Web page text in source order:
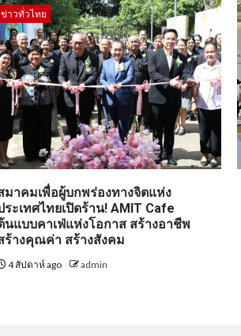
ข่าวทั่วไทย
มาคมเพื่อผู้บกพร่องทางจิตแห่ง
ระเทศไทยเปิดร้าน! AMIT Cafe
นแบบคาเฟ่แห่งโอกาส สร้างอาชีพ
ร้างคุณค่า สร้างสังคม
4 สัปดาห์ ago admin